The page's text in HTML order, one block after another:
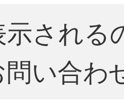
される
い合わ